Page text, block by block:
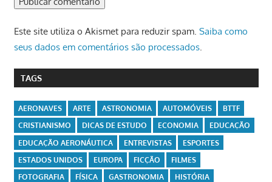
Este site utiliza o Akismet para reduzir spam. Saiba como
seus dados em comentários são processados.
TAGS
AERONAVES ARTE ASTRONOMIA AUTOMÓVEIS
BTTF
CRISTIANISMO
DICAS DE ESTUDO ECONOMIA
EDUCAÇÃO
EDUCAÇÃO AERONÁUTICA
ENTREVISTAS
ESPORTES
ESTADOS UNIDOS
EUROPA FICÇÃO
FILMES
FOTOGRAFIA
FÍSICA GASTRONOMIA
HISTÓRIA